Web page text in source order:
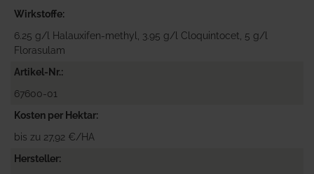
Wirkstoffe
6.25 g/l Halauxifen-methyl, 3.95 g/l Cloquintocet, 5 g/l
Florasulam
Artikel-Nr.
67600-01
Kosten per Hektar
bis zu 27,92 €/HA
Hersteller